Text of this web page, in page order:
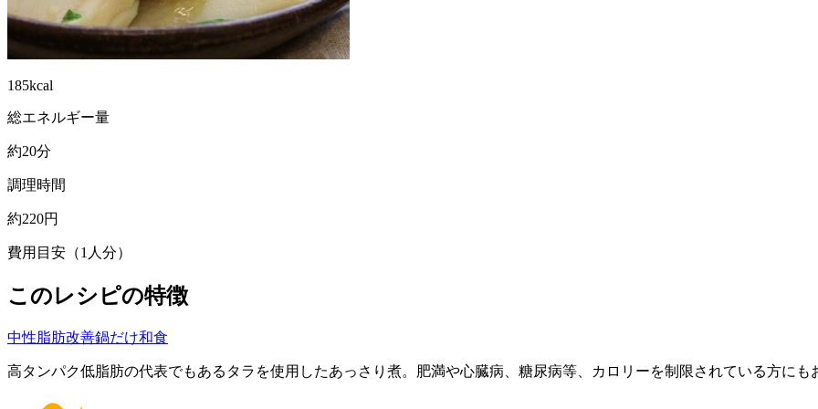
185kcal
総エネルギー量
約20分
調理時間
約220円
費用目安（1人分）
このレシピの特徴
中性脂肪改善鍋だけ和食
高タンパク低脂肪の代表でもあるタラを使用したあっさり煮。肥満や心臓病、糖尿病等、カロリーを制限されている方にも